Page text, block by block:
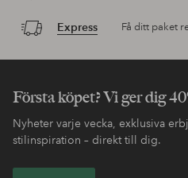
Express Få ditt paket
Första köpet? Vi ger dig
Nyheter varje vecka, exklusiva
stilinspiration – direkt till dig.